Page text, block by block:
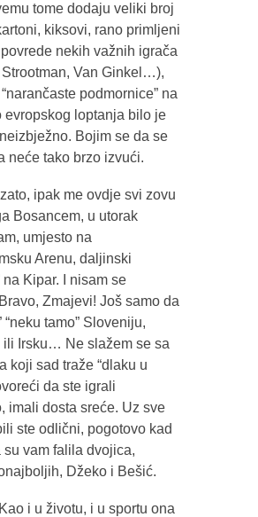
tome dodaju veliki broj
kiksovi, rano primljeni
nekih važnih igrača
Van Ginkel…),
podmornice” na
evropskog loptanja bilo je
Bojim se da se
neće tako brzo izvući.
ipak me ovdje svi zovu
Bosancem, u utorak
umjesto na
Arenu, daljinski
na Kipar. I nisam se
Zmajevi! Još samo da
“neku tamo” Sloveniju,
ili Irsku… Ne slažem se sa
koji sad traže “dlaku u
da ste igrali
imali dosta sreće. Uz sve
ste odlični, pogotovo kad
su vam falila dvojica,
Džeko i Bešić.
i u životu, i u sportu ona